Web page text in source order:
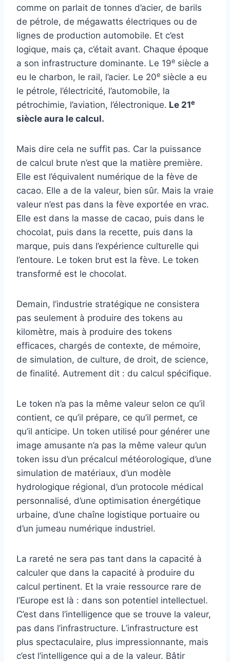
comme on parlait de tonnes d’acier, de barils
de pétrole, de mégawatts électriques ou de
lignes de production automobile. Et c’est
logique, mais ça, c’était avant. Chaque époque
a son infrastructure dominante. Le 19e siècle a
eu le charbon, le rail, l’acier. Le 20e siècle a eu
le pétrole, l’électricité, l’automobile, la
pétrochimie, l’aviation, l’électronique. Le 21e
siècle aura le calcul.
Mais dire cela ne suffit pas. Car la puissance
de calcul brute n’est que la matière première.
Elle est l’équivalent numérique de la fève de
cacao. Elle a de la valeur, bien sûr. Mais la vraie
valeur n’est pas dans la fève exportée en vrac.
Elle est dans la masse de cacao, puis dans le
chocolat, puis dans la recette, puis dans la
marque, puis dans l’expérience culturelle qui
l’entoure. Le token brut est la fève. Le token
transformé est le chocolat.
Demain, l’industrie stratégique ne consistera
pas seulement à produire des tokens au
kilomètre, mais à produire des tokens
efficaces, chargés de contexte, de mémoire,
de simulation, de culture, de droit, de science,
de finalité. Autrement dit : du calcul spécifique.
Le token n’a pas la même valeur selon ce qu’il
contient, ce qu’il prépare, ce qu’il permet, ce
qu’il anticipe. Un token utilisé pour générer une
image amusante n’a pas la même valeur qu’un
token issu d’un précalcul météorologique, d’une
simulation de matériaux, d’un modèle
hydrologique régional, d’un protocole médical
personnalisé, d’une optimisation énergétique
urbaine, d’une chaîne logistique portuaire ou
d’un jumeau numérique industriel.
La rareté ne sera pas tant dans la capacité à
calculer que dans la capacité à produire du
calcul pertinent. Et la vraie ressource rare de
l’Europe est là : dans son potentiel intellectuel.
C’est dans l’intelligence que se trouve la valeur,
pas dans l’infrastructure. L’infrastructure est
plus spectaculaire, plus impressionnante, mais
c’est l’intelligence qui a de la valeur. Bâtir